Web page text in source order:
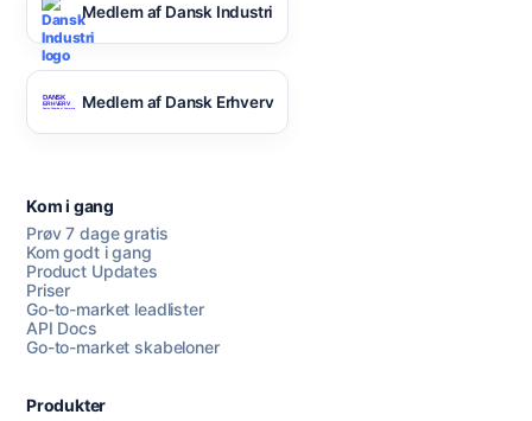
Medlem af Dansk Industri
Medlem af Dansk Erhverv
Kom i gang
Prøv 7 dage gratis
Kom godt i gang
Product Updates
Priser
Go-to-market leadlister
API Docs
Go-to-market skabeloner
Produkter